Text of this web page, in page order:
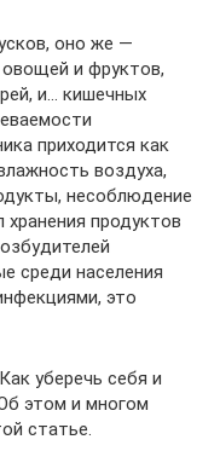
оно же —
и фруктов,
и… кишечных
приходится как
воздуха,
несоблюдение
хранения продуктов
среди населения
это
уберечь себя и
этом и многом
статье.